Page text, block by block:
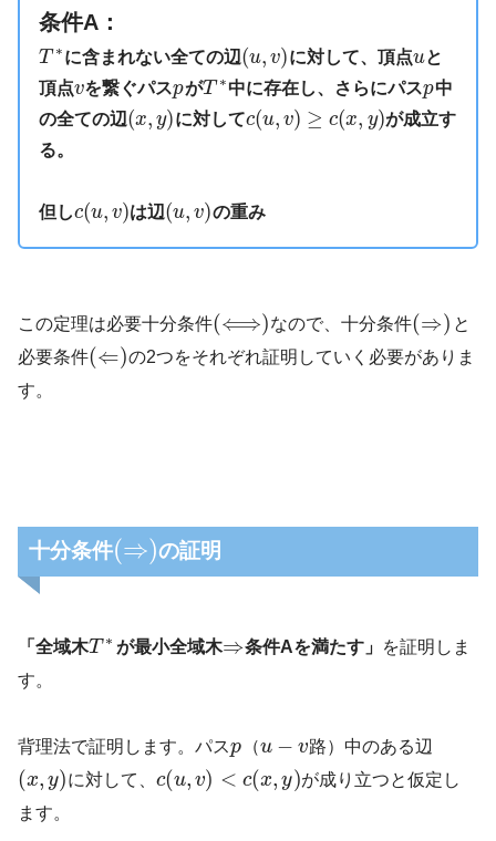
条件A：
T ∗に含まれない全ての辺(u, v)に対して、頂点uと
頂点vを繋ぐパスpがT ∗中に存在し、さらにパスp中
の全ての辺(x, y)に対してc(u, v) ≥ c(x, y)が成立す
る。
但しc(u, v)は辺(u, v)の重み
この定理は必要十分条件(⟺)なので、十分条件(⇒) と
必要条件(⇐)の2つをそれぞれ証明していく必要がありま
す。
十分条件(⇒)の証明
「全域木T ∗ が最小全域木⇒条件Aを満たす」 を証明しま
す。
背理法で証明します。パスp （u − v路）中のある辺
(x, y)に対して、c(u, v) < c(x, y)が成り立つと仮定し
ます。